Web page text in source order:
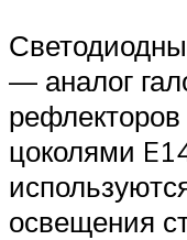
— аналог
рефлекторов
цоколями
освещения